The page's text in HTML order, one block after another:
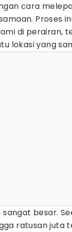
cara
Proses
di perairan,
lokasi yang
besar.
ratusan juta